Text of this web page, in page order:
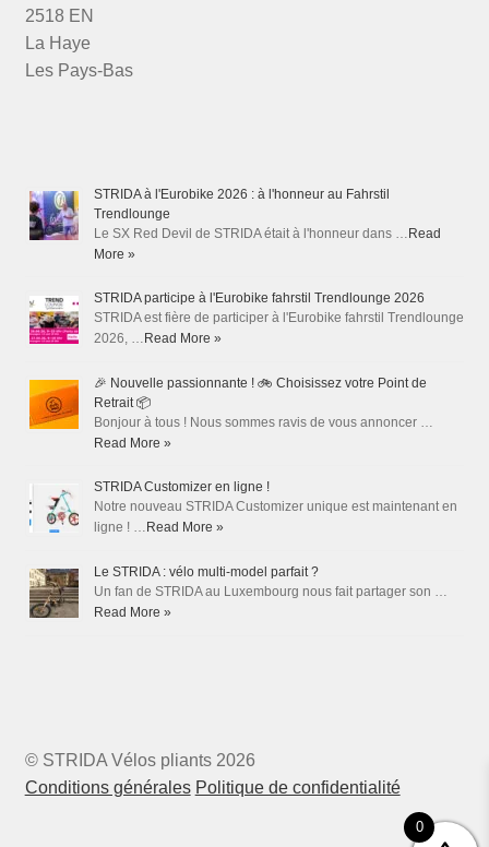
2518 EN
La Haye
Les Pays-Bas
STRIDA à l'Eurobike 2026 : à l'honneur au Fahrstil
Trendlounge
Le SX Red Devil de STRIDA était à l'honneur dans … Read
More »
STRIDA participe à l'Eurobike fahrstil Trendlounge 2026
STRIDA est fière de participer à l'Eurobike fahrstil Trendlounge
2026, … Read More »
🎉 Nouvelle passionnante ! 🚲 Choisissez votre Point de
Retrait 📦
Bonjour à tous ! Nous sommes ravis de vous annoncer …
Read More »
STRIDA Customizer en ligne !
Notre nouveau STRIDA Customizer unique est maintenant en
ligne ! … Read More »
Le STRIDA : vélo multi-model parfait ?
Un fan de STRIDA au Luxembourg nous fait partager son …
Read More »
© STRIDA Vélos pliants 2026
Conditions générales Politique de confidentialité
0